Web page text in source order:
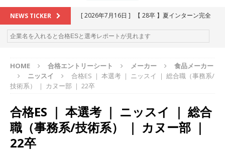
NEWS TICKER [ 2026年7月16日 ]
【 28卒 】夏インターン完全
攻略セミナー ｜ 予約フォーム
お勧めイベン
[ 2026年6月13日 ] ≪ 27卒 ≫アスキヤリ個人相
談｜予約フォーム
る優良企業一覧（26社）
体育会積極採用企業
[ 2026年5月16日 ]
【 2028卒 】 今すぐ受けられ
HOME 合格エントリーシート メーカー
食品メーカー
ニッスイ
合格ES ｜ 本選考 ｜ ニッスイ ｜ 総合職（事務系/
技術系） ｜ カヌー部 ｜ 22卒
合格ES ｜ 本選考 ｜ ニッスイ ｜ 総合
職（事務系/技術系） ｜ カヌー部 ｜
22卒